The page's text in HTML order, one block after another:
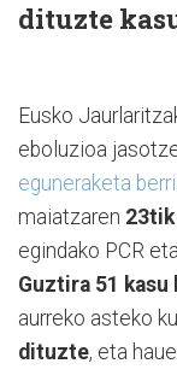
dituzte
Eusko
eboluzioa
eguneraketa
maiatzaren
egindako PCR
Guztira 51
aurreko asteko
dituzte, eta